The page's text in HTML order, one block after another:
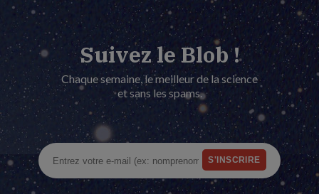
Suivez le Blob !
Chaque semaine, le meilleur de la science
et sans les spams.